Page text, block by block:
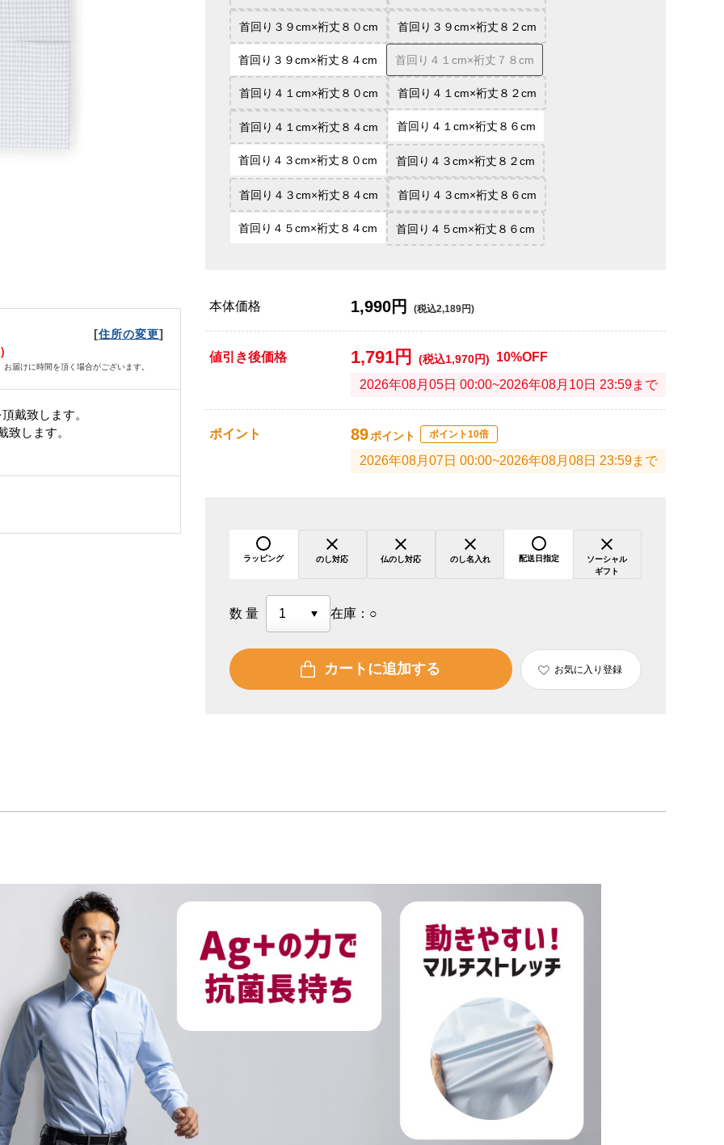
[住所の変更]
届けに時間を頂く場合がございます。
戴致します。
致します。
首回り３９cm×裄丈８０cm 首回り３９cm×裄丈８２cm
首回り３９cm×裄丈８４cm 首回り４１cm×裄丈７８cm
首回り４１cm×裄丈８０cm 首回り４１cm×裄丈８２cm
首回り４１cm×裄丈８４cm 首回り４１cm×裄丈８６cm
首回り４３cm×裄丈８０cm 首回り４３cm×裄丈８２cm
首回り４３cm×裄丈８４cm 首回り４３cm×裄丈８６cm
首回り４５cm×裄丈８４cm 首回り４５cm×裄丈８６cm
本体価格 1,990円 (税込2,189円)
値引き後価格 1,791円 (税込1,970円) 10%OFF
2026年08月05日 00:00~2026年08月10日 23:59まで
ポイント 89ポイント ポイント10倍
2026年08月07日 00:00~2026年08月08日 23:59まで
ラッピング のし対応 仏のし対応 のし名入れ 配送日指定
ソーシャル
ギフト
数量 在庫： ○
カートに追加する お気に入り登録